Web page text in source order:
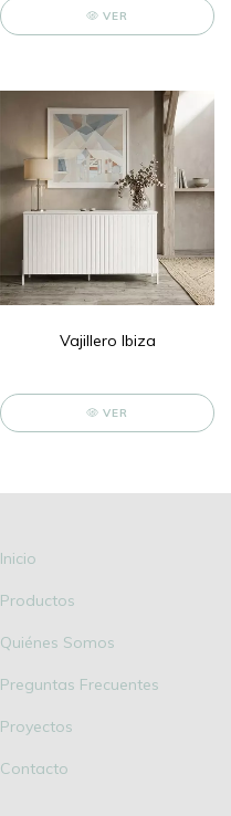
VER
Vajillero Ibiza
VER
Inicio
Productos
Quiénes Somos
Preguntas Frecuentes
Proyectos
Contacto